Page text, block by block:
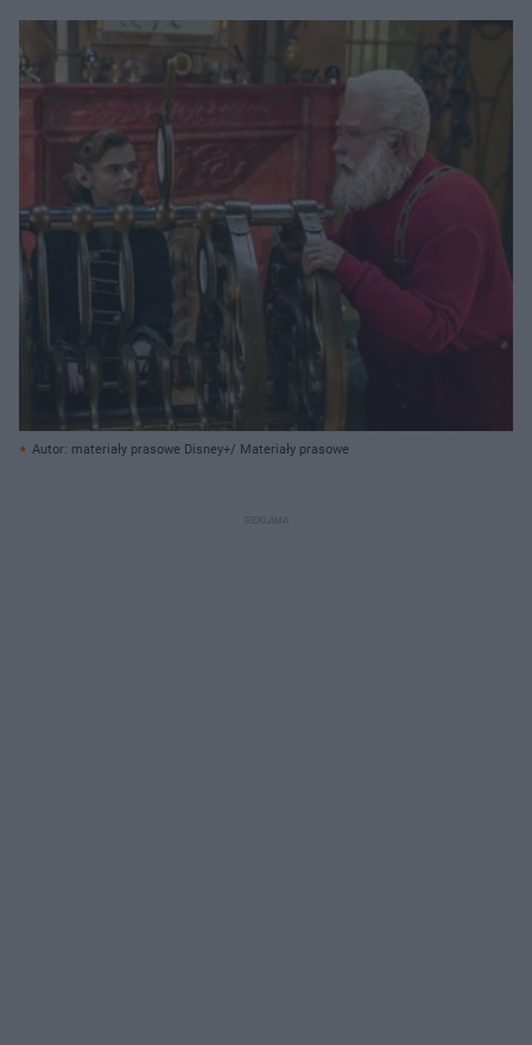
Autor: materiały prasowe Disney+/ Materiały prasowe